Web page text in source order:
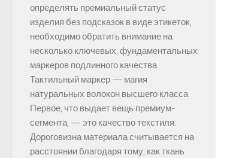
определять премиальный статус
изделия без подсказок в виде этикеток,
необходимо обратить внимание на
несколько ключевых, фундаментальных
маркеров подлинного качества.
Тактильный маркер — магия
натуральных волокон высшего класса
Первое, что выдает вещь премиум-
сегмента, — это качество текстиля.
Дороговизна материала считывается на
расстоянии благодаря тому, как ткань